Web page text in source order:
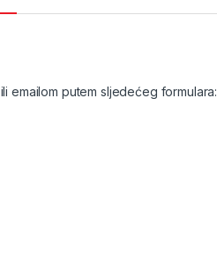
ili emailom putem sljedećeg formulara: